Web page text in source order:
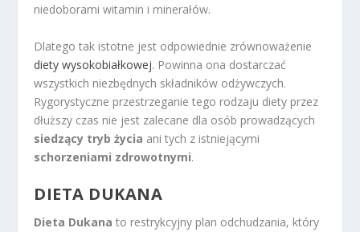
niedoborami witamin i minerałów.
Dlatego tak istotne jest odpowiednie zrównoważenie
diety wysokobiałkowej. Powinna ona dostarczać
wszystkich niezbędnych składników odżywczych.
Rygorystyczne przestrzeganie tego rodzaju diety przez
dłuższy czas nie jest zalecane dla osób prowadzących
siedzący tryb życia ani tych z istniejącymi
schorzeniami zdrowotnymi.
DIETA DUKANA
Dieta Dukana to restrykcyjny plan odchudzania, który